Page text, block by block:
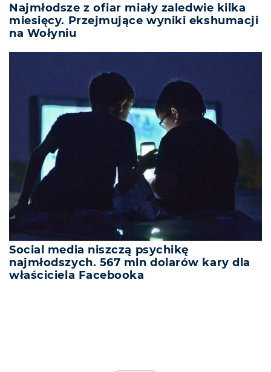
Najmłodsze z ofiar miały zaledwie kilka
miesięcy. Przejmujące wyniki ekshumacji
na Wołyniu
Social media niszczą psychikę
najmłodszych. 567 mln dolarów kary dla
właściciela Facebooka